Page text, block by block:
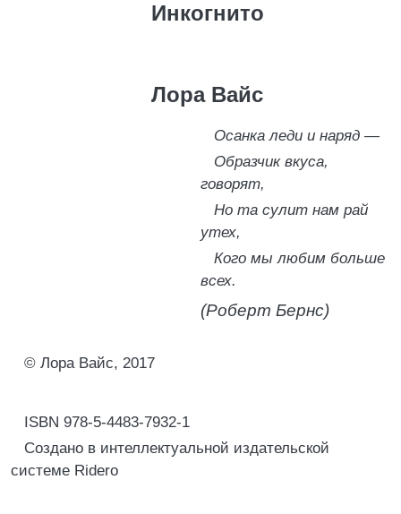
Инкогнито
Лора Вайс
Осанка леди и наряд —
Образчик вкуса,
говорят,
Но та сулит нам рай
утех,
Кого мы любим больше
всех.
(Роберт Бернс)
© Лора Вайс, 2017
ISBN 978-5-4483-7932-1
Создано в интеллектуальной издательской
системе Ridero